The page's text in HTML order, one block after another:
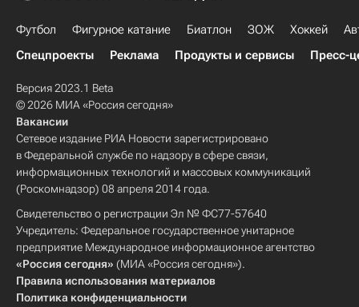
Футбол Фигурное катание Биатлон ЗОЖ Хоккей
Спецпроекты
Реклама Продукты и сервисы Пресс-
Версия 2023.1 Beta
© 2026 МИА «Россия сегодня»
Вакансии
Сетевое издание РИА Новости зарегистрировано
в Федеральной службе по надзору в сфере связи,
информационных технологий и массовых коммуникаций
(Роскомнадзор) 08 апреля 2014 года.
Свидетельство о регистрации Эл № ФС77-57640
Учредитель: Федеральное государственное унитарное
предприятие Международное информационное агентство
«Россия сегодня» (МИА «Россия сегодня»).
Правила использования материалов
Политика конфиденциальности